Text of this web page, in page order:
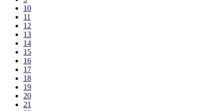
10
11
12
13
14
15
16
17
18
19
20
21